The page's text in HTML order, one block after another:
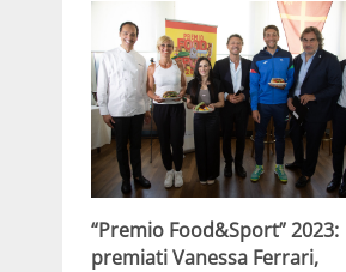
“Premio Food&Sport” 2023:
premiati Vanessa Ferrari,